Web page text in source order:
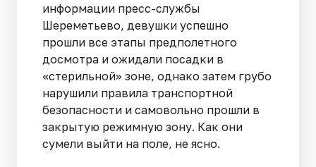
информации пресс-службы
Шереметьево, девушки успешно
прошли все этапы предполетного
досмотра и ожидали посадки в
«стерильной» зоне, однако затем грубо
нарушили правила транспортной
безопасности и самовольно прошли в
закрытую режимную зону. Как они
сумели выйти на поле, не ясно.